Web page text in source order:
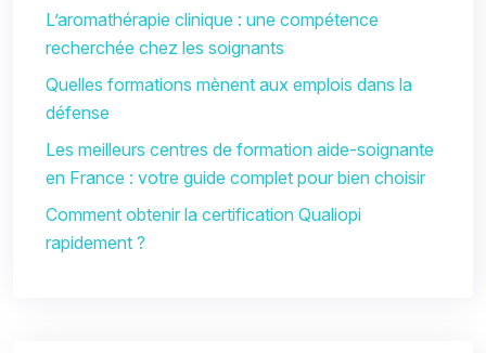
L’aromathérapie clinique : une compétence
recherchée chez les soignants
Quelles formations mènent aux emplois dans la
défense
Les meilleurs centres de formation aide-soignante
en France : votre guide complet pour bien choisir
Comment obtenir la certification Qualiopi
rapidement ?